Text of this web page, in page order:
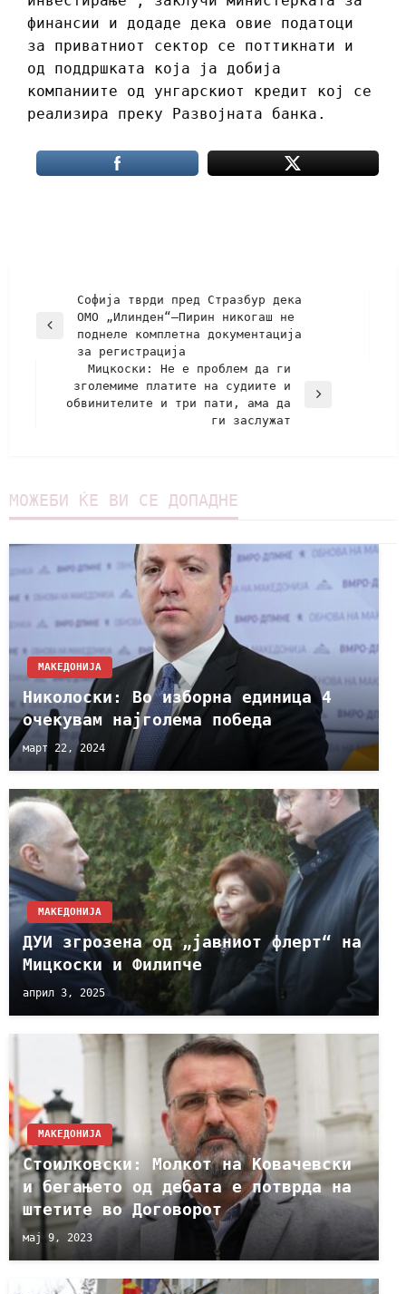
финансии и додаде дека овие податоци
за приватниот сектор се поттикнати и
од поддршката која ја добија
компаниите од унгарскиот кредит кој се
реализира преку Развојната банка.
Софија тврди пред Стразбур дека
ОМО „Илинден“–Пирин никогаш не
поднеле комплетна документација
за регистрација
Мицкоски: Не е проблем да ги
зголемиме платите на судиите и
обвинителите и три пати, ама да
ги заслужат
МОЖЕБИ ЌЕ ВИ СЕ ДОПАДНЕ
МАКЕДОНИЈА
Николоски: Во изборна единица 4
очекувам најголема победа
март 22, 2024
МАКЕДОНИЈА
ДУИ згрозена од „јавниот флерт“ на
Мицкоски и Филипче
април 3, 2025
МАКЕДОНИЈА
Стоилковски: Молкот на Ковачевски
и бегањето од дебата е потврда на
штетите во Договорот
мај 9, 2023